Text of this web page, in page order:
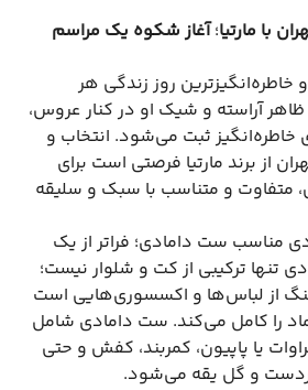
با مارتیا؛آغاز شکوه یک مراسم
روز زندگی هر
آراسته و شیک او در کنار عروس،
ثبت می‌شود. انتخاب و
از برند مارتیا فرصتی است برای
و متناسب با سبک و سلیقه
مناسب ست دامادی؛ فراتر از یک
تنها ترکیبی از کت و شلوار نیست؛
از لباس‌ها و اکسسوری‌هایی است
را کامل می‌کند. ست دامادی شامل
یا پاپیون، کمربند، کفش و حتی
و گل یقه می‌شود.